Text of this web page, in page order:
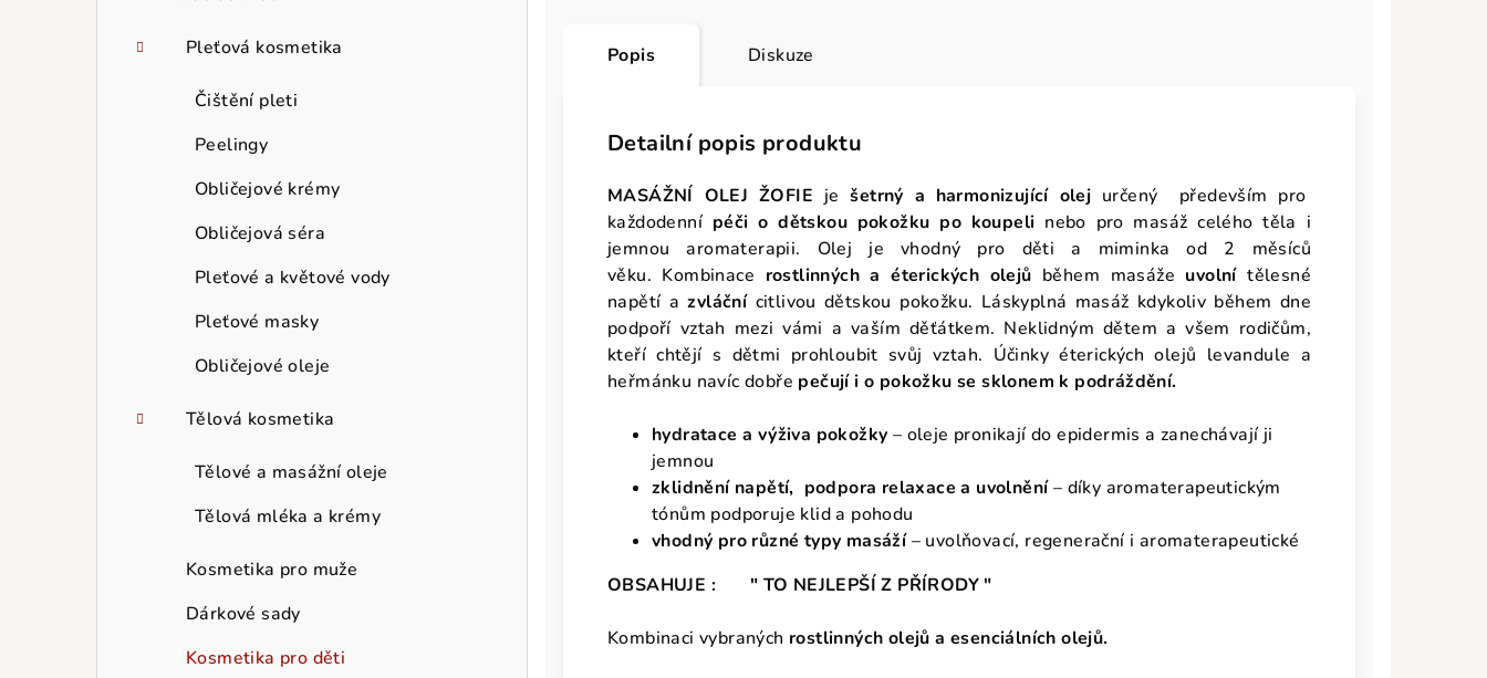
Pleťová kosmetika
Čištění pleti
Peelingy
Obličejové krémy
Obličejová séra
Pleťové a květové vody
Pleťové masky
Obličejové oleje
Tělová kosmetika
Tělové a masážní oleje
Tělová mléka a krémy
Kosmetika pro muže
Dárkové sady
Kosmetika pro děti
Popis Diskuze
Detailní popis produktu
MASÁŽNÍ OLEJ ŽOFIE ješetrný a harmonizující olej určený především pro
každodenní péči o dětskou pokožku po koupeli nebo pro masáž celého těla i
jemnou aromaterapii. Olej je vhodný pro děti a miminka od 2 měsíců
věku. Kombinace rostlinných a éterických olejů během masáže uvolnítělesné
napětí azvláčnícitlivou dětskou pokožku. Láskyplná masáž kdykoliv během dne
podpoří vztah mezi vámi a vaším děťátkem. Neklidným dětem a všem rodičům,
kteří chtějí s dětmi prohloubit svůj vztah. Účinky éterických olejů levandule a
heřmánku navíc dobře pečují i o pokožku se sklonem k podráždění.
hydratace a výživa pokožky – oleje pronikají do epidermis a zanechávají ji
jemnou
zklidnění napětí, podpora relaxace a uvolnění– díky aromaterapeutickým
tónům podporuje klid a pohodu
vhodný pro různé typy masáží– uvolňovací, regenerační i aromaterapeutické
OBSAHUJE : " TO NEJLEPŠÍ Z PŘÍRODY "
Kombinaci vybraných rostlinných olejů a esenciálních olejů.